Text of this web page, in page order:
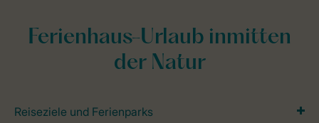
Ferienhaus-Urlaub inmitten
der Natur
Reiseziele und Ferienparks